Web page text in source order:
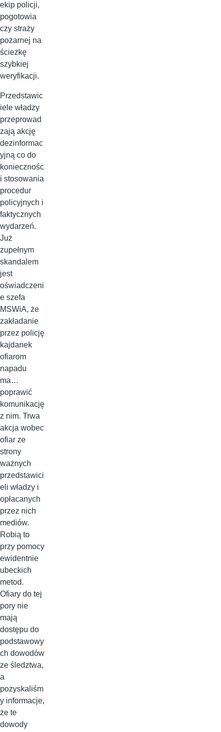
ekip policji,
pogotowia
czy straży
pożarnej na
ścieżkę
szybkiej
weryfikacji.
Przedstawic
iele władzy
przeprowad
zają akcję
dezinformac
yjną co do
koniecznośc
i stosowania
procedur
policyjnych i
faktycznych
wydarzeń.
Już
zupełnym
skandalem
jest
oświadczeni
e szefa
MSWiA, że
zakładanie
przez policję
kajdanek
ofiarom
napadu
ma…
poprawić
komunikację
z nim. Trwa
akcja wobec
ofiar ze
strony
ważnych
przedstawici
eli władzy i
opłacanych
przez nich
mediów.
Robią to
przy pomocy
ewidentnie
ubeckich
metod.
Ofiary do tej
pory nie
mają
dostępu do
podstawowy
ch dowodów
ze śledztwa,
a
pozyskaliśm
y informacje,
że te
dowody